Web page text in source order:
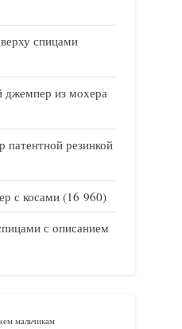
спицами
из мохера
резинкой
с косами (16 960)
с описанием
мальчикам